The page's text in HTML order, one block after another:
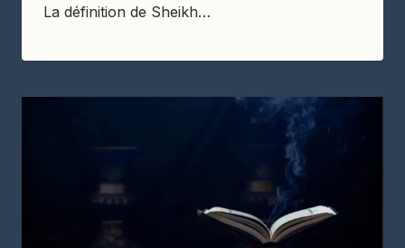
La définition de Sheikh…